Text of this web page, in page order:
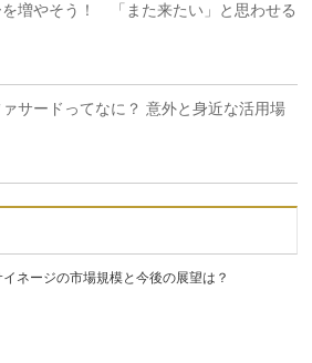
を増やそう！ 「また来たい」と思わせる
サードってなに？ 意外と身近な活用場
ネージの市場規模と今後の展望は？